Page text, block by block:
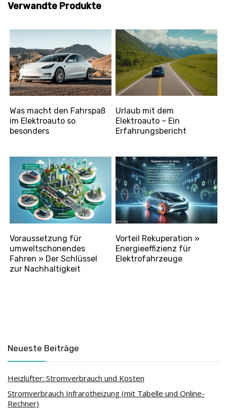
Verwandte Produkte
Was macht den Fahrspaß
im Elektroauto so
besonders
Urlaub mit dem
Elektroauto – Ein
Erfahrungsbericht
Voraussetzung für
umweltschonendes
Fahren » Der Schlüssel
zur Nachhaltigkeit
Vorteil Rekuperation »
Energieeffizienz für
Elektrofahrzeuge
Neueste Beiträge
Heizlüfter: Stromverbrauch und Kosten
Stromverbrauch Infrarotheizung (mit Tabelle und Online-
Rechner)